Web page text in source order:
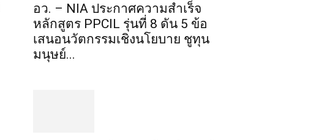
อว. – NIA ประกาศความสำเร็จ
หลักสูตร PPCIL รุ่นที่ 8 ดัน 5 ข้อ
เสนอนวัตกรรมเชิงนโยบาย ชูทุน
มนุษย์...